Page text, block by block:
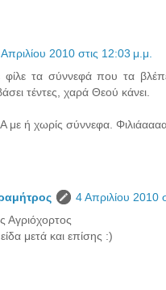
2010 στις 12:03 μ.μ.
τα σύννεφά που τα
τέντες, χαρά Θεού κάνει.
ή χωρίς σύννεφα.
4 Απριλίου 2010
Αγριόχορτος
μετά και επίσης :)